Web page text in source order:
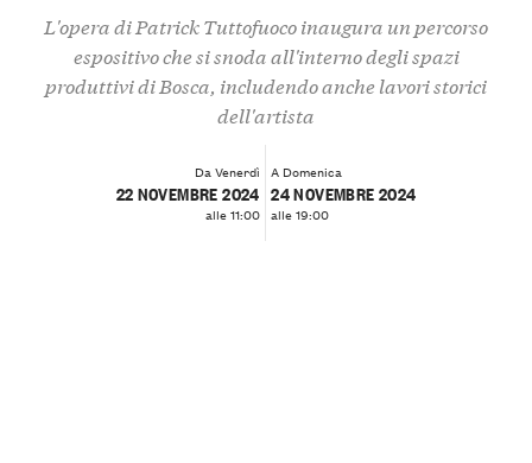
L'opera di Patrick Tuttofuoco inaugura un percorso
espositivo che si snoda all'interno degli spazi
produttivi di Bosca, includendo anche lavori storici
dell'artista
Da Venerdì
22 NOVEMBRE 2024
alle 11:00
A Domenica
24 NOVEMBRE 2024
alle 19:00